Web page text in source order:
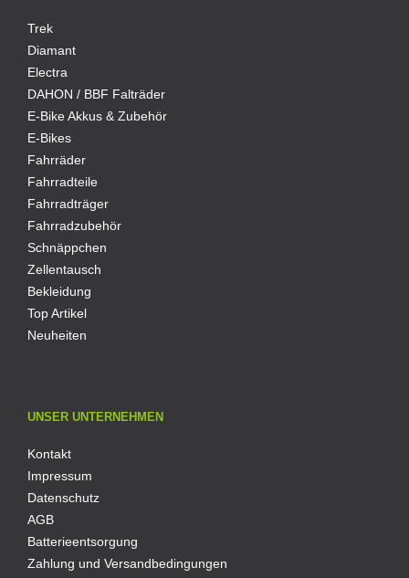
Trek
Diamant
Electra
DAHON / BBF Falträder
E-Bike Akkus & Zubehör
E-Bikes
Fahrräder
Fahrradteile
Fahrradträger
Fahrradzubehör
Schnäppchen
Zellentausch
Bekleidung
Top Artikel
Neuheiten
UNSER UNTERNEHMEN
Kontakt
Impressum
Datenschutz
AGB
Batterieentsorgung
Zahlung und Versandbedingungen